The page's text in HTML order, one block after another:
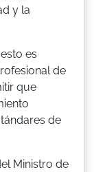
y la
es
de
que
de
Ministro de